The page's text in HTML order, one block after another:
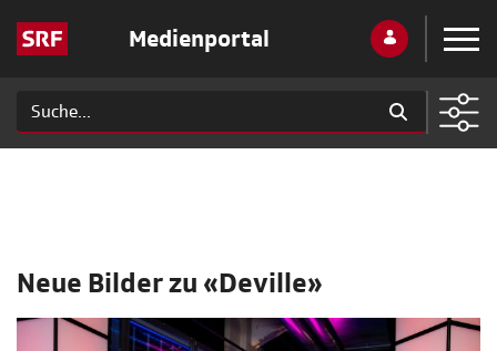
Medienportal
Neue Bilder zu «Deville»